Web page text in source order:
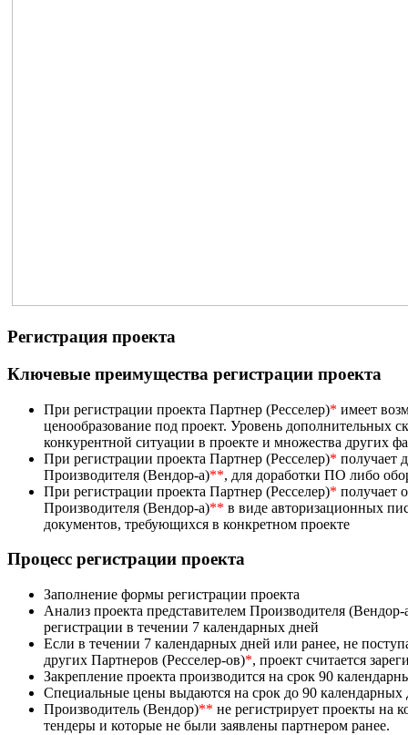
Регистрация проекта
Ключевые преимущества регистрации проекта
При регистрации проекта Партнер (Ресселер)* имеет
ценообразование под проект. Уровень дополнительных
конкурентной ситуации в проекте и множества других
При регистрации проекта Партнер (Ресселер)* получает
Производителя (Вендор-а)**, для доработки ПО либо
При регистрации проекта Партнер (Ресселер)* получает
Производителя (Вендор-а)** в виде авторизационных
документов, требующихся в конкретном проекте
Процесс регистрации проекта
Заполнение формы регистрации проекта
Анализ проекта представителем Производителя (Вендор-
регистрации в течении 7 календарных дней
Если в течении 7 календарных дней или ранее, не
других Партнеров (Ресселер-ов)*, проект считается
Закрепление проекта производится на срок 90
Специальные цены выдаются на срок до 90 календарных
Производитель (Вендор)** не регистрирует проекты на
тендеры и которые не были заявлены партнером ранее.